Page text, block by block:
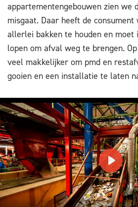
appartementengebouwen zien we
misgaat. Daar heeft de
allerlei bakken te houden en moet
lopen om afval weg te brengen.
veel makkelijker om pmd en
gooien en een installatie te laten
PLAY